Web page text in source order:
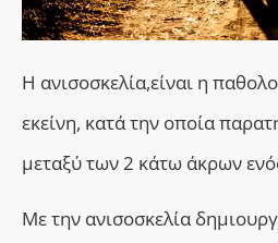
Η ανισοσκελία,είναι η
εκείνη, κατά την οποία
μεταξύ των 2 κάτω άκρων
Με την ανισοσκελία